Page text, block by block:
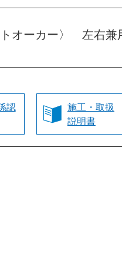
オーカー〉 左右
認
施工・取扱
説明書